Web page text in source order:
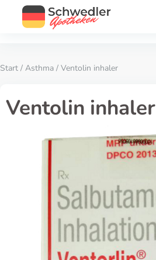
Start / Asthma / Ventolin inhaler
Ventolin inhaler